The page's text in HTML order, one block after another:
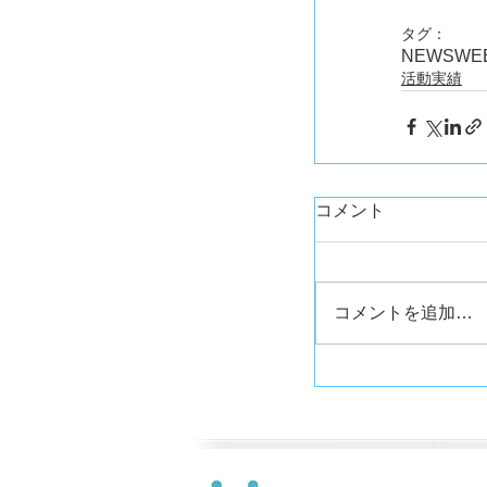
タグ：
NEWS
活動実績
コメント
コメントを追加…